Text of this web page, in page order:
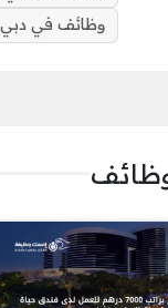
وظائف في دبي